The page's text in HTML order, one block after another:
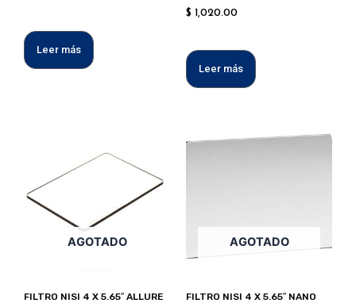
Leer más
$ 1,020.00
Leer más
AGOTADO
FILTRO NISI 4 X 5.65″ ALLURE
tiene
múltiples
AGOTADO
FILTRO NISI 4 X 5.65″ NANO
Este